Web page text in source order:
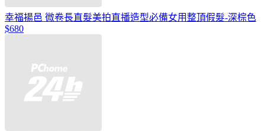
幸福揚邑 微卷長直髮美拍直播造型必備女用整頂假髮-深棕色
$680